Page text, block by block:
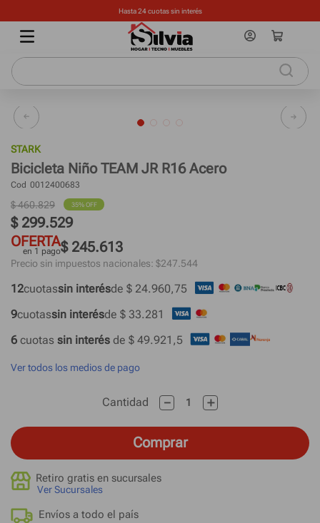
Crédito personal con mínimos requisitos en hasta 12 sin interés y 24 cuotas fijas
STARK
Bicicleta Niño TEAM JR R16 Acero
Cod 0012400683
$460.829 35% OFF
$ 299.529
OFERTA
en 1 pago$ 245.613
Precio sin impuestos nacionales: $247.544
12cuotassin interésde $ 24.960,75
9cuotassin interésde $ 33.281
6 cuotas sin interés de $ 49.921,5
Ver todos los medios de pago
Comprar
Cantidad ＋
－
Retiro gratis en sucursales
Ver Sucursales